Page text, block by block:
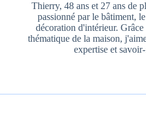
Thierry, 48 ans et 27 ans de
passionné par le bâtiment,
décoration d'intérieur.
thématique de la maison,
expertise et